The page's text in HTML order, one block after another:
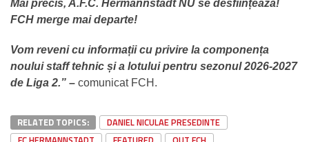
Mai precis, A.F.C. Hermannstadt NU se desființează!
FCH merge mai departe!
Vom reveni cu informații cu privire la componența
noului staff tehnic și a lotului pentru sezonul 2026-2027
de Liga 2.” – comunicat FCH.
RELATED TOPICS:
DANIEL NICULAE PRESEDINTE